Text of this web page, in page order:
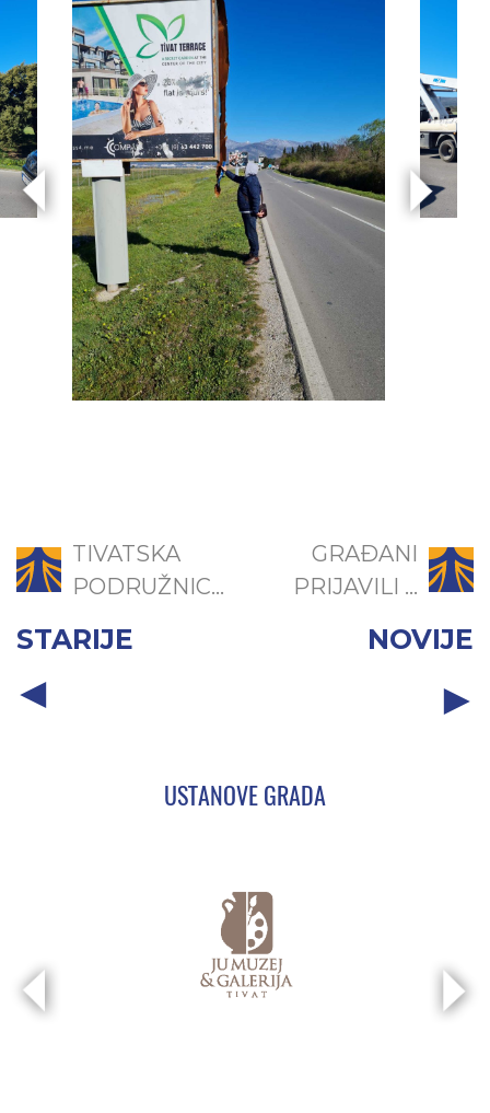
TIVATSKA
PODRUŽNIC...
STARIJE
GRAĐANI
PRIJAVILI ...
NOVIJE
USTANOVE GRADA